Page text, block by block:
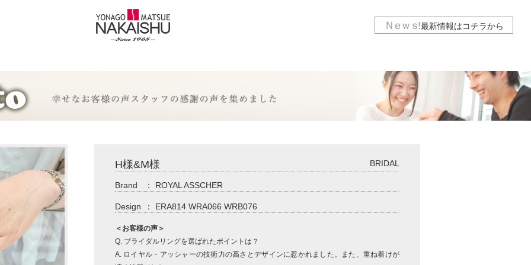
Ｎｅｗｓ!最新情報はコチラから
H様&M様 BRIDAL
Brand ： ROYAL ASSCHER
Design ： ERA814 WRA066 WRB076
＜お客様の声＞
Q. ブライダルリングを選ばれたポイントは？
A. ロイヤル・アッシャーの技術力の高さとデザインに惹かれました。また、重ね着けが